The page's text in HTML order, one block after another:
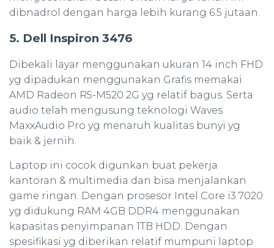
dibnadrol dengan harga lebih kurang 6.5 jutaan.
5. Dell Inspiron 3476
Dibekali layar menggunakan ukuran 14 inch FHD
yg dipadukan menggunakan Grafis memakai
AMD Radeon R5-M520 2G yg relatif bagus. Serta
audio telah mengusung teknologi Waves
MaxxAudio Pro yg menaruh kualitas bunyi yg
baik & jernih.
Laptop ini cocok digunkan buat pekerja
kantoran & multimedia dan bisa menjalankan
game ringan. Dengan prosesor Intel Core i3 7020
yg didukung RAM 4GB DDR4 menggunakan
kapasitas penyimpanan 1TB HDD. Dengan
spesifikasi yg diberikan relatif mumpuni laptop